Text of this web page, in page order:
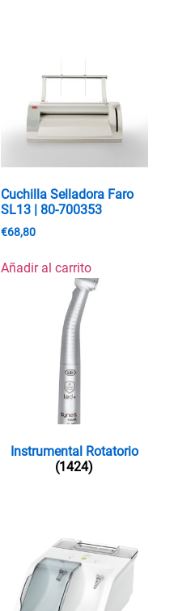
Cuchilla Selladora Faro
SL13 | 80-700353
€68,80
Añadir al carrito
Instrumental Rotatorio
(1424)